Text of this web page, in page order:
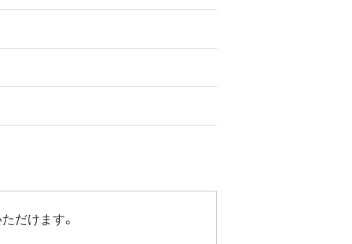
だけます。